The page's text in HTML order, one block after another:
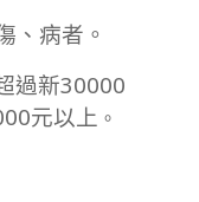
、病者。
過新30000
元以上 。